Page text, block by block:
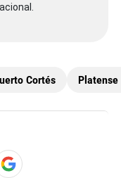
Cortés Platense